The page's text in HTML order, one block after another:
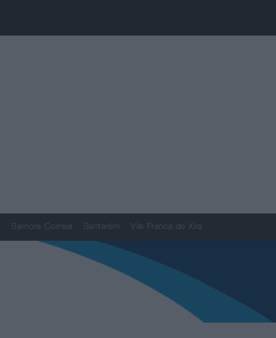
Samora Correia Santarém Vila Franca de Xira